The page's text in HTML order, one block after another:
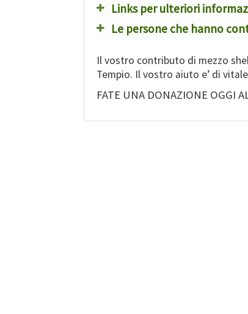
Links per ulteriori
Le persone che hanno
Il vostro contributo di mezzo
Tempio. Il vostro aiuto e’ di
FATE UNA DONAZIONE OGGI